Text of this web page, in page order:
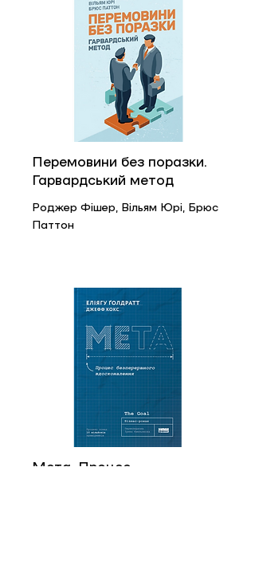
Перемовини без поразки.
Гарвардський метод
Роджер Фішер, Вільям Юрі, Брюс
Паттон
Мета. Процес